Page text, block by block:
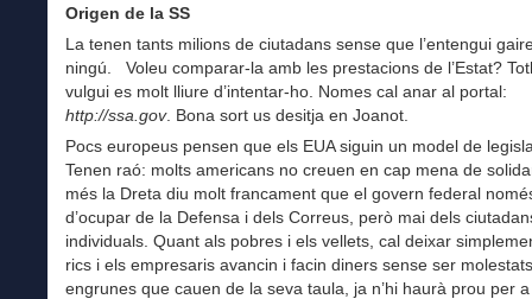
Origen de la SS
La tenen tants milions de ciutadans sense que l’entengui
ningú. Voleu comparar-la amb les prestacions de l’Estat?
vulgui es molt lliure d’intentar-ho. Nomes cal anar al portal:
http://ssa.gov. Bona sort us desitja en Joanot.
Pocs europeus pensen que els EUA siguin un model de
Tenen raó: molts americans no creuen en cap mena de
més la Dreta diu molt francament que el govern federal
d’ocupar de la Defensa i dels Correus, però mai dels
individuals. Quant als pobres i els vellets, cal deixar
rics i els empresaris avancin i facin diners sense ser
engrunes que cauen de la seva taula, ja n’hi haurà prou per